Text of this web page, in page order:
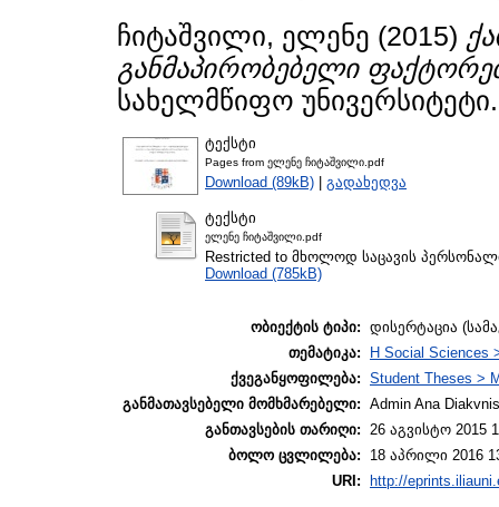
ჩიტაშვილი, ელენე (2015)
განმაპირობებელი
სახელმწიფო უნივერსიტეტი.
ტექსტი
Pages from ელენე ჩიტაშვილი.pdf
Download (89kB) | გადახედვა
ტექსტი
ელენე ჩიტაშვილი.pdf
Restricted to მხოლოდ საცავის
Download (785kB)
ობიექტის ტიპი: დისერტაცია
თემატიკა:
H Social Sciences
ქვეგანყოფილება: Student Theses >
განმათავსებელი მომხმარებელი: Admin Ana
განთავსების თარიღი: 26 აგვისტო 2015
ბოლო ცვლილება:
18 აპრილი 2016
URI:
http://